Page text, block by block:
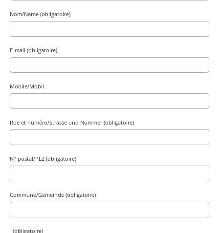
Nom/Name (obligatoire)
E-mail (obligatoire)
Mobile/Mobil
Rue et numéro/Strasse und Nummer (obligatoire)
N° postal/PLZ (obligatoire)
Commune/Gemeinde (obligatoire)
(obligatoire)